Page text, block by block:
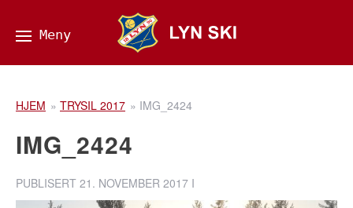
HJEM » TRYSIL 2017 » IMG_2424
IMG_2424
PUBLISERT 21. NOVEMBER 2017 I